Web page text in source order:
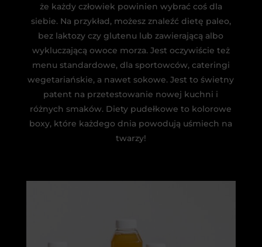
że każdy człowiek powinien wybrać coś dla
siebie. Na przykład, możesz znaleźć dietę paleo,
bez laktozy czy glutenu lub zawierającą albo
wykluczającą owoce morza. Jest oczywiście też
menu standardowe, dla sportowców, cateringi
wegetariańskie, a nawet sokowe. Jest to świetny
patent na przetestowanie nowej kuchni i
różnych smaków. Diety pudełkowe to kolorowe
boxy, które każdego dnia powodują uśmiech na
twarzy!